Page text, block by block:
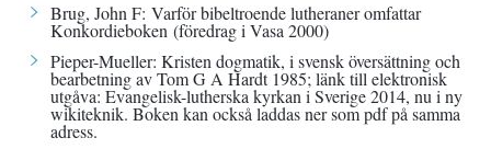
Brug, John F: Varför bibeltroende lutheraner omfattar
Konkordieboken (föredrag i Vasa 2000)
Pieper-Mueller: Kristen dogmatik, i svensk översättning och
bearbetning av Tom G A Hardt 1985; länk till elektronisk
utgåva: Evangelisk-lutherska kyrkan i Sverige 2014, nu i ny
wikiteknik. Boken kan också laddas ner som pdf på samma
adress.